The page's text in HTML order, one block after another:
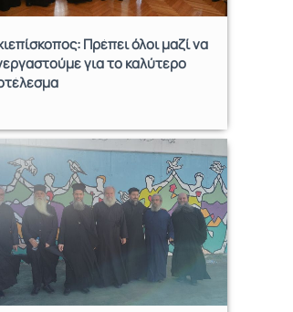
Πρέπει όλοι μαζί να
για το καλύτερο